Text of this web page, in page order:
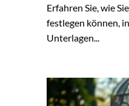
Erfahren Sie, wie
festlegen können,
Unterlagen...